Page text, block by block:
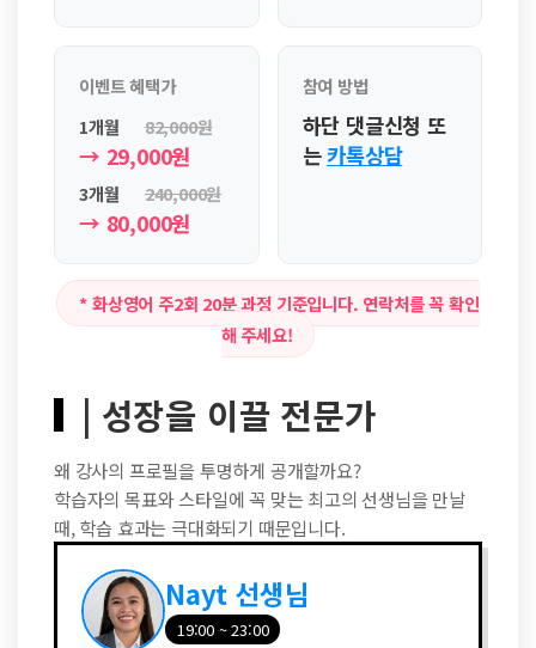
이벤트 혜택가
1개월
82,000원
→ 29,000원
3개월 240,000원
→ 80,000원
참여 방법
하단 댓글신청 또
는카톡상담
* 화상영어 주2회 20분 과정 기준입니다. 연락처를 꼭 확인
해 주세요!
| 성장을 이끌 전문가
왜 강사의 프로필을 투명하게 공개할까요?
학습자의 목표와 스타일에 꼭 맞는 최고의 선생님을 만날
때, 학습 효과는 극대화되기 때문입니다.
Nayt 선생님
19:00 ~ 23:00